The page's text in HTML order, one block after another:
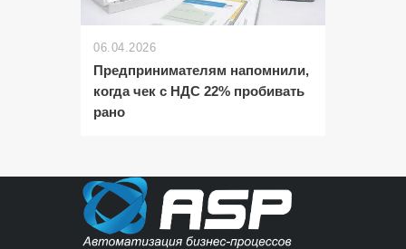
06.04.2026
Предпринимателям напомнили,
когда чек с НДС 22% пробивать
рано